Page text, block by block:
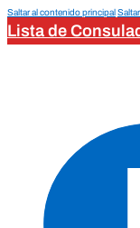
Saltar al contenido principal
Lista de